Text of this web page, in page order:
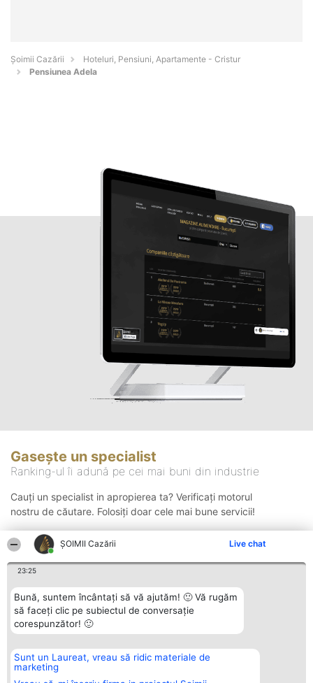
ȘOIMII Cazării Live chat
23:25
Bună, suntem încântați să vă ajutăm! 🙂 Vă rugăm
să faceți clic pe subiectul de conversație
corespunzător! 🙂
Sunt un Laureat, vreau să ridic materiale de
marketing
Șoimii Cazării
Hoteluri, Pensiuni, Apartamente - Cristur
Pensiunea Adela
Gasește un specialist
Ranking-ul îi adună pe cei mai buni din industrie
Cauți un specialist in apropierea ta? Verificați motorul
nostru de căutare. Folosiți doar cele mai bune servicii!
Organizator Ranking
BRIGHT SOLUTIONS BR SRL
Aleea Timisul De Sus 2 Bl. A30
Plebiscyt
Lista Tuturor
Contact